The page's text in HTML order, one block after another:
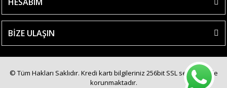
BİZE ULAŞIN
© Tüm Hakları Saklıdır. Kredi kartı bilgileriniz 256bit SSL sertifikası ile
korunmaktadır.